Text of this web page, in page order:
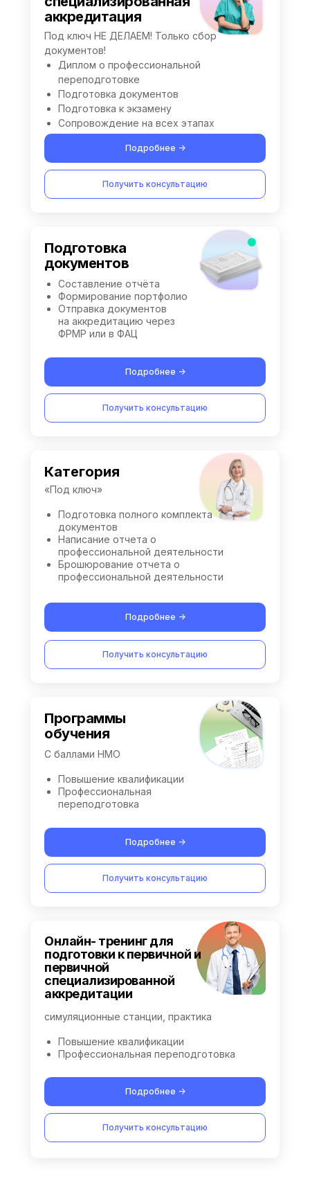
Категория
Подробнее ->
Получить консультацию
«Под ключ»
Подготовка полного комплекта
документов
Написание отчета о
профессиональной деятельности
Брошюрование отчета о
профессиональной деятельности
Подготовка
документов
Подробнее ->
Получить консультацию
Составление отчёта
Формирование портфолио
Отправка документов
на аккредитацию через
ФРМР или в ФАЦ
Подробнее ->
Онлайн- тренинг для
подготовки к первичной и
первичной
специализированной
аккредитации
Получить консультацию
симуляционные станции, практика
Повышение квалификации
Профессиональная переподготовка
Программы
обучения
Подробнее ->
Получить консультацию
С баллами НМО
Повышение квалификации
Профессиональная
переподготовка
аккредитация
Под ключ НЕ ДЕЛАЕМ! Только сбор
документов!
Диплом о профессиональной
переподготовке
Подготовка документов
Подготовка к экзамену
Сопровождение на всех этапах
Подробнее ->
Получить консультацию